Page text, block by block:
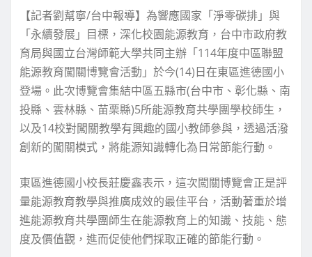
【記者劉幫寧/台中報導】為響應國家「淨零碳排」與
「永續發展」目標，深化校園能源教育，台中市政府教
育局與國立台灣師範大學共同主辦「114年度中區聯盟
能源教育闖關博覽會活動」於今(14)日在東區進德國小
登場。此次博覽會集結中區五縣市(台中市、彰化縣、南
投縣、雲林縣、苗栗縣)5所能源教育共學團學校師生，
以及14校對闖關教學有興趣的國小教師參與，透過活潑
創新的闖關模式，將能源知識轉化為日常節能行動。
東區進德國小校長莊慶鑫表示，這次闖關博覽會正是評
量能源教育教學與推廣成效的最佳平台，活動著重於增
進能源教育共學團師生在能源教育上的知識、技能、態
度及價值觀，進而促使他們採取正確的節能行動。